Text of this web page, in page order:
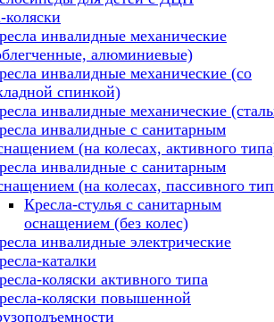
коляски
инвалидные механические
алюминиевые)
инвалидные механические (со
спинкой)
инвалидные механические
инвалидные с санитарным
(на колесах, активного
инвалидные с санитарным
(на колесах, пассивного
Кресла-стулья с санитарным
оснащением (без колес)
инвалидные электрические
каталки
коляски активного типа
коляски повышенной